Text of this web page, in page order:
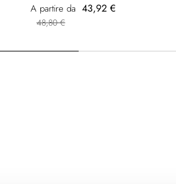
A partire da 43,92 €
48,80 €